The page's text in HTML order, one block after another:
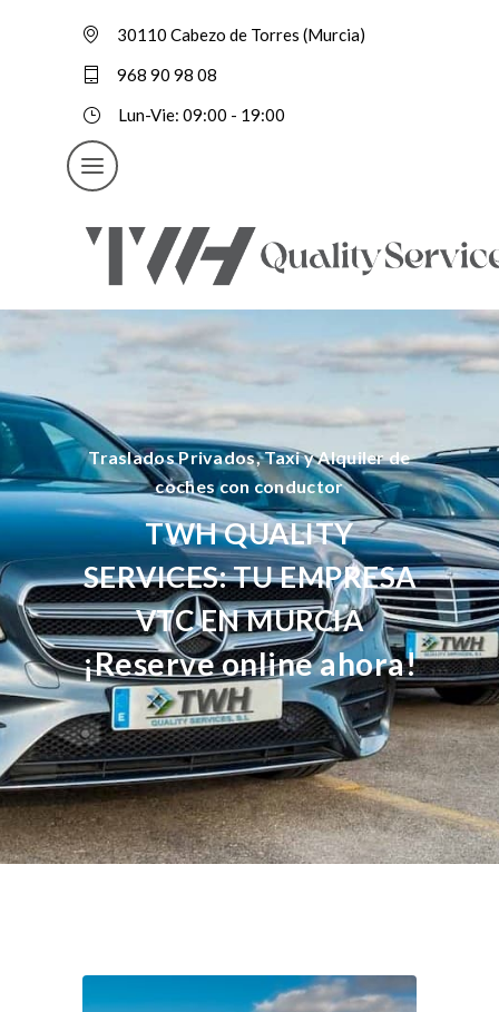
30110 Cabezo de Torres (Murcia)
968 90 98 08
Lun-Vie: 09:00 - 19:00
Traslados Privados, Taxi y Alquiler de
coches con conductor
TWH QUALITY
SERVICES: TU EMPRESA
VTC EN MURCIA
¡Reserve online ahora!